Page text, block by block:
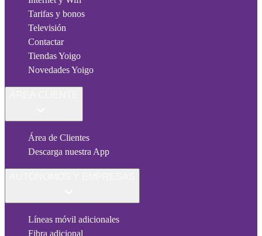
Tarifas y bonos
Televisión
Contactar
Tiendas Yoigo
Novedades Yoigo
Área de Clientes
Descarga nuestra App
Líneas móvil adicionales
Fibra adicional